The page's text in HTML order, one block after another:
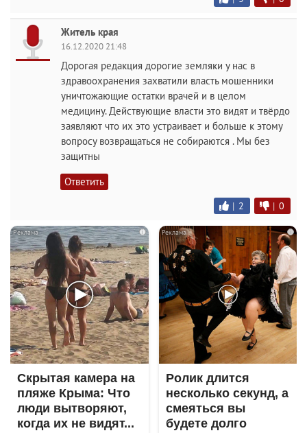
Житель края
16.12.2020 21:48
Дорогая редакция дорогие земляки у нас в
здравоохранения захватили власть мошенники
уничтожающие остатки врачей и в целом
медицину. Действующие власти это видят и твёрдо
заявляют что их это устраивает и больше к этому
вопросу возвращаться не собираются . Мы без
защитны
Ответить
| 2 | 0
i
Скрытая камера на
пляже Крыма: Что
люди вытворяют,
когда их не видят...
i
Ролик длится
несколько секунд, а
смеяться вы
будете долго